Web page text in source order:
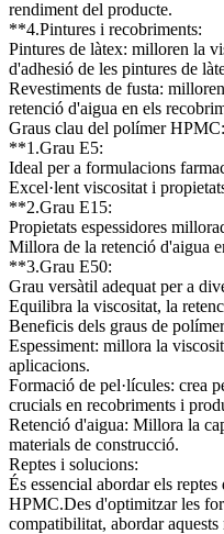
rendiment del producte.
**4.Pintures i recobriments:
Pintures de làtex: milloren la
d'adhesió de les pintures de
Revestiments de fusta:
retenció d'aigua en els
Graus clau del polímer HPMC:
**1.Grau E5:
Ideal per a formulacions
Excel·lent viscositat i
**2.Grau E15:
Propietats espessidores
Millora de la retenció d'aigua
**3.Grau E50:
Grau versàtil adequat per a
Equilibra la viscositat, la
Beneficis dels graus de
Espessiment: millora la
aplicacions.
Formació de pel·lícules: crea
crucials en recobriments i
Retenció d'aigua: Millora la
materials de construcció.
Reptes i solucions:
És essencial abordar els
HPMC.Des d'optimitzar les
compatibilitat, abordar